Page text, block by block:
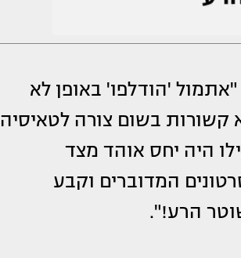
'הודלפו' באופן לא
שלא קשורות בשום צורה לטאיסיה
היה יחס אוהד מצד
המדוברים וקבע
הרע!".